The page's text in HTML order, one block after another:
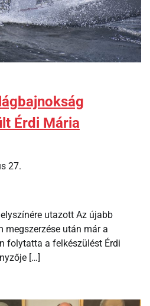
Érdi Mária
27.
utazott Az újabb
megszerzése után már a
folytatta a felkészülést Érdi
[…]